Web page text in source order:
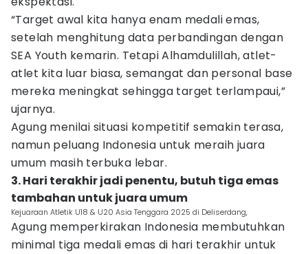
“Target awal kita hanya enam medali emas,
setelah menghitung data perbandingan dengan
SEA Youth kemarin. Tetapi Alhamdulillah, atlet-
atlet kita luar biasa, semangat dan personal base
mereka meningkat sehingga target terlampaui,”
ujarnya.
Agung menilai situasi kompetitif semakin terasa,
namun peluang Indonesia untuk meraih juara
umum masih terbuka lebar.
3. Hari terakhir jadi penentu, butuh tiga emas
tambahan untuk juara umum
Kejuaraan Atletik U18 & U20 Asia Tenggara 2025 di Deliserdang,
Agung memperkirakan Indonesia membutuhkan
minimal tiga medali emas di hari terakhir untuk